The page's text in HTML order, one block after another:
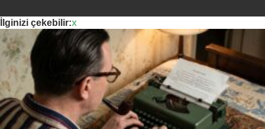
İlginizi çekebilir:x